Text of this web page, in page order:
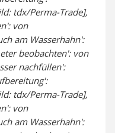
tdx/Perma-Trade],
von
am Wasserhahn':
beobachten': von
nachfüllen':
tdx/Perma-Trade],
von
am Wasserhahn':